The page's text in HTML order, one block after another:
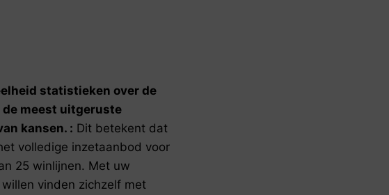
statistieken over de
de meest uitgeruste
kansen. : Dit betekent dat
volledige inzetaanbod voor
25 winlijnen. Met uw
vinden zichzelf met